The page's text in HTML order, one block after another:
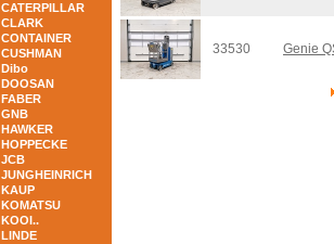
CATERPILLAR
CLARK
CONTAINER
CUSHMAN
Dibo
DOOSAN
FABER
GNB
HAWKER
HOPPECKE
JCB
JUNGHEINRICH
KAUP
KOMATSU
KOOI..
LINDE
33530 Genie